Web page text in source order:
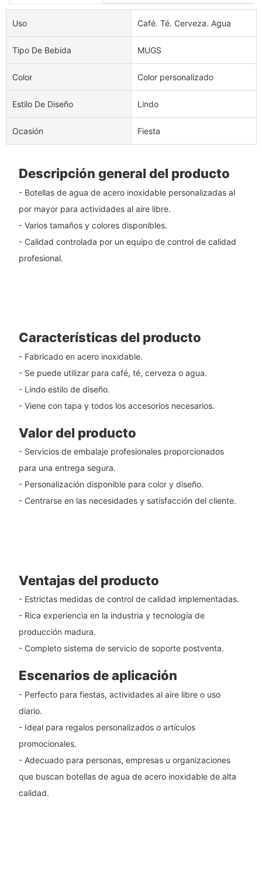
Uso Café. Té. Cerveza. Agua
Tipo De Bebida MUGS
Color Color personalizado
Estilo De Diseño Lindo
Ocasión Fiesta
Descripción general del producto
- Botellas de agua de acero inoxidable personalizadas al
por mayor para actividades al aire libre.
- Varios tamaños y colores disponibles.
- Calidad controlada por un equipo de control de calidad
profesional.
Características del producto
- Fabricado en acero inoxidable.
- Se puede utilizar para café, té, cerveza o agua.
- Lindo estilo de diseño.
- Viene con tapa y todos los accesorios necesarios.
Valor del producto
- Servicios de embalaje profesionales proporcionados
para una entrega segura.
- Personalización disponible para color y diseño.
- Centrarse en las necesidades y satisfacción del cliente.
Ventajas del producto
- Estrictas medidas de control de calidad implementadas.
- Rica experiencia en la industria y tecnología de
producción madura.
- Completo sistema de servicio de soporte postventa.
Escenarios de aplicación
- Perfecto para fiestas, actividades al aire libre o uso
diario.
- Ideal para regalos personalizados o artículos
promocionales.
- Adecuado para personas, empresas u organizaciones
que buscan botellas de agua de acero inoxidable de alta
calidad.